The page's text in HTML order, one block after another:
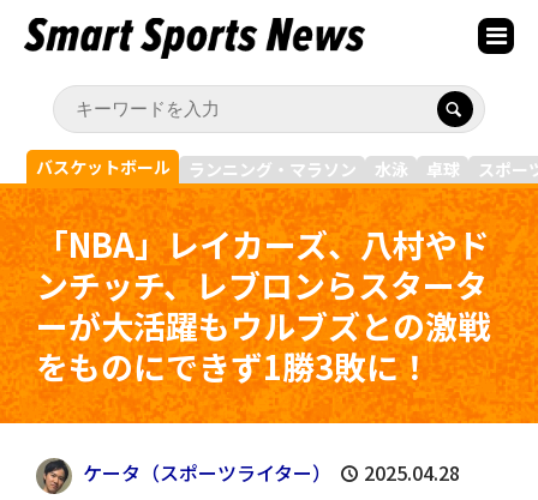
バスケットボール ランニング・マラソン 水泳 卓球 スポー
「NBA」レイカーズ、八村やド
ンチッチ、レブロンらスタータ
ーが大活躍もウルブズとの激戦
をものにできず1勝3敗に！
ケータ（スポーツライター） 2025.04.28